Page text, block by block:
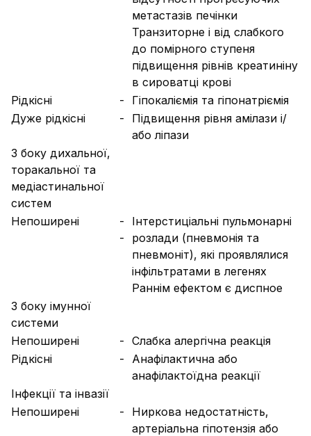
метастазів печінки
Транзиторне і від слабкого
до помірного ступеня
підвищення рівнів креатиніну
в сироватці крові
Рідкісні
-
Гіпокаліємія та гіпонатріємія
Дуже рідкісні
-
Підвищення рівня амілази і/
або ліпази
З боку дихальної,
торакальної та
медіастинальної
систем
Непоширені
-
-
Інтерстиціальні пульмонарні
розлади (пневмонія та
пневмоніт), які проявлялися
інфільтратами в легенях
Раннім ефектом є диспное
З боку імунної
системи
Непоширені
- Слабка алергічна реакція
Рідкісні
-
Анафілактична або
анафілактоїдна реакції
Інфекції та інвазії
Непоширені
-
Ниркова недостатність,
артеріальна гіпотензія або